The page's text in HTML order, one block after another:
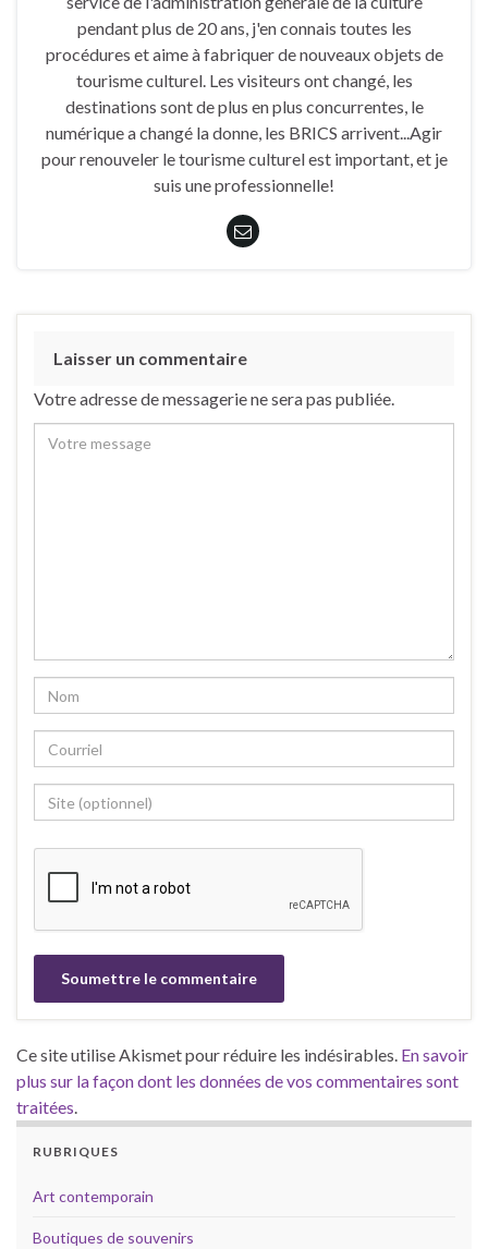
pendant plus de 20 ans, j'en connais toutes les
procédures et aime à fabriquer de nouveaux objets de
tourisme culturel. Les visiteurs ont changé, les
destinations sont de plus en plus concurrentes, le
numérique a changé la donne, les BRICS arrivent...Agir
pour renouveler le tourisme culturel est important, et je
suis une professionnelle!
Laisser un commentaire
Votre adresse de messagerie ne sera pas publiée.
Ce site utilise Akismet pour réduire les indésirables. En savoir
plus sur la façon dont les données de vos commentaires sont
traitées.
RUBRIQUES
Art contemporain
Boutiques de souvenirs